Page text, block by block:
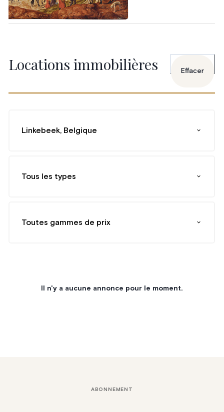
Locations immobilières Effacer
Linkebeek, Belgique
Tous les types
Toutes gammes de prix
Il n'y a aucune annonce pour le moment.
ABONNEMENT